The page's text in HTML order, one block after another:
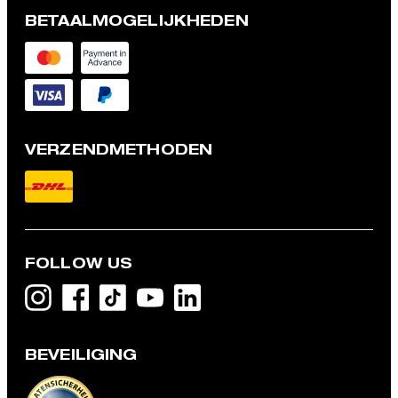
Leren riem, zwart
BETAALMOGELIJKHEDEN
VERZENDMETHODEN
FOLLOW US
BEVEILIGING